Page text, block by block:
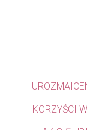
KORZYŚCI